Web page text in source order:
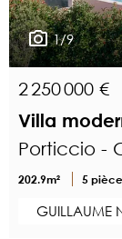
1/9
2 250 000 €
Villa
Porticcio -
202.9m² 5
GUILLAUME